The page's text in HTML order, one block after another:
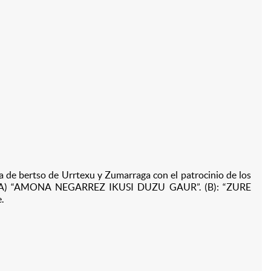
de bertso de Urrtexu y Zumarraga con el patrocinio de los
NEGARREZ IKUSI DUZU GAUR”. (B): “ZURE